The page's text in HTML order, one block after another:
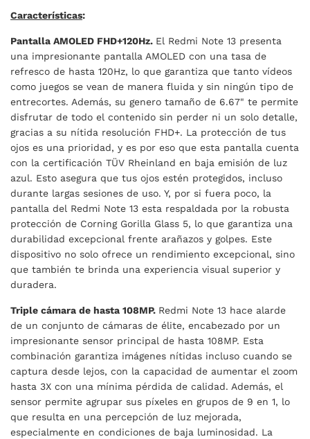
Características:
Pantalla AMOLED FHD+120Hz. El Redmi Note 13 presenta
una impresionante pantalla AMOLED con una tasa de
refresco de hasta 120Hz, lo que garantiza que tanto vídeos
como juegos se vean de manera fluida y sin ningún tipo de
entrecortes. Además, su genero tamaño de 6.67" te permite
disfrutar de todo el contenido sin perder ni un solo detalle,
gracias a su nítida resolución FHD+. La protección de tus
ojos es una prioridad, y es por eso que esta pantalla cuenta
con la certificación TÜV Rheinland en baja emisión de luz
azul. Esto asegura que tus ojos estén protegidos, incluso
durante largas sesiones de uso. Y, por si fuera poco, la
pantalla del Redmi Note 13 esta respaldada por la robusta
protección de Corning Gorilla Glass 5, lo que garantiza una
durabilidad excepcional frente arañazos y golpes. Este
dispositivo no solo ofrece un rendimiento excepcional, sino
que también te brinda una experiencia visual superior y
duradera.
Triple cámara de hasta 108MP. Redmi Note 13 hace alarde
de un conjunto de cámaras de élite, encabezado por un
impresionante sensor principal de hasta 108MP. Esta
combinación garantiza imágenes nítidas incluso cuando se
captura desde lejos, con la capacidad de aumentar el zoom
hasta 3X con una mínima pérdida de calidad. Además, el
sensor permite agrupar sus píxeles en grupos de 9 en 1, lo
que resulta en una percepción de luz mejorada,
especialmente en condiciones de baja luminosidad. La